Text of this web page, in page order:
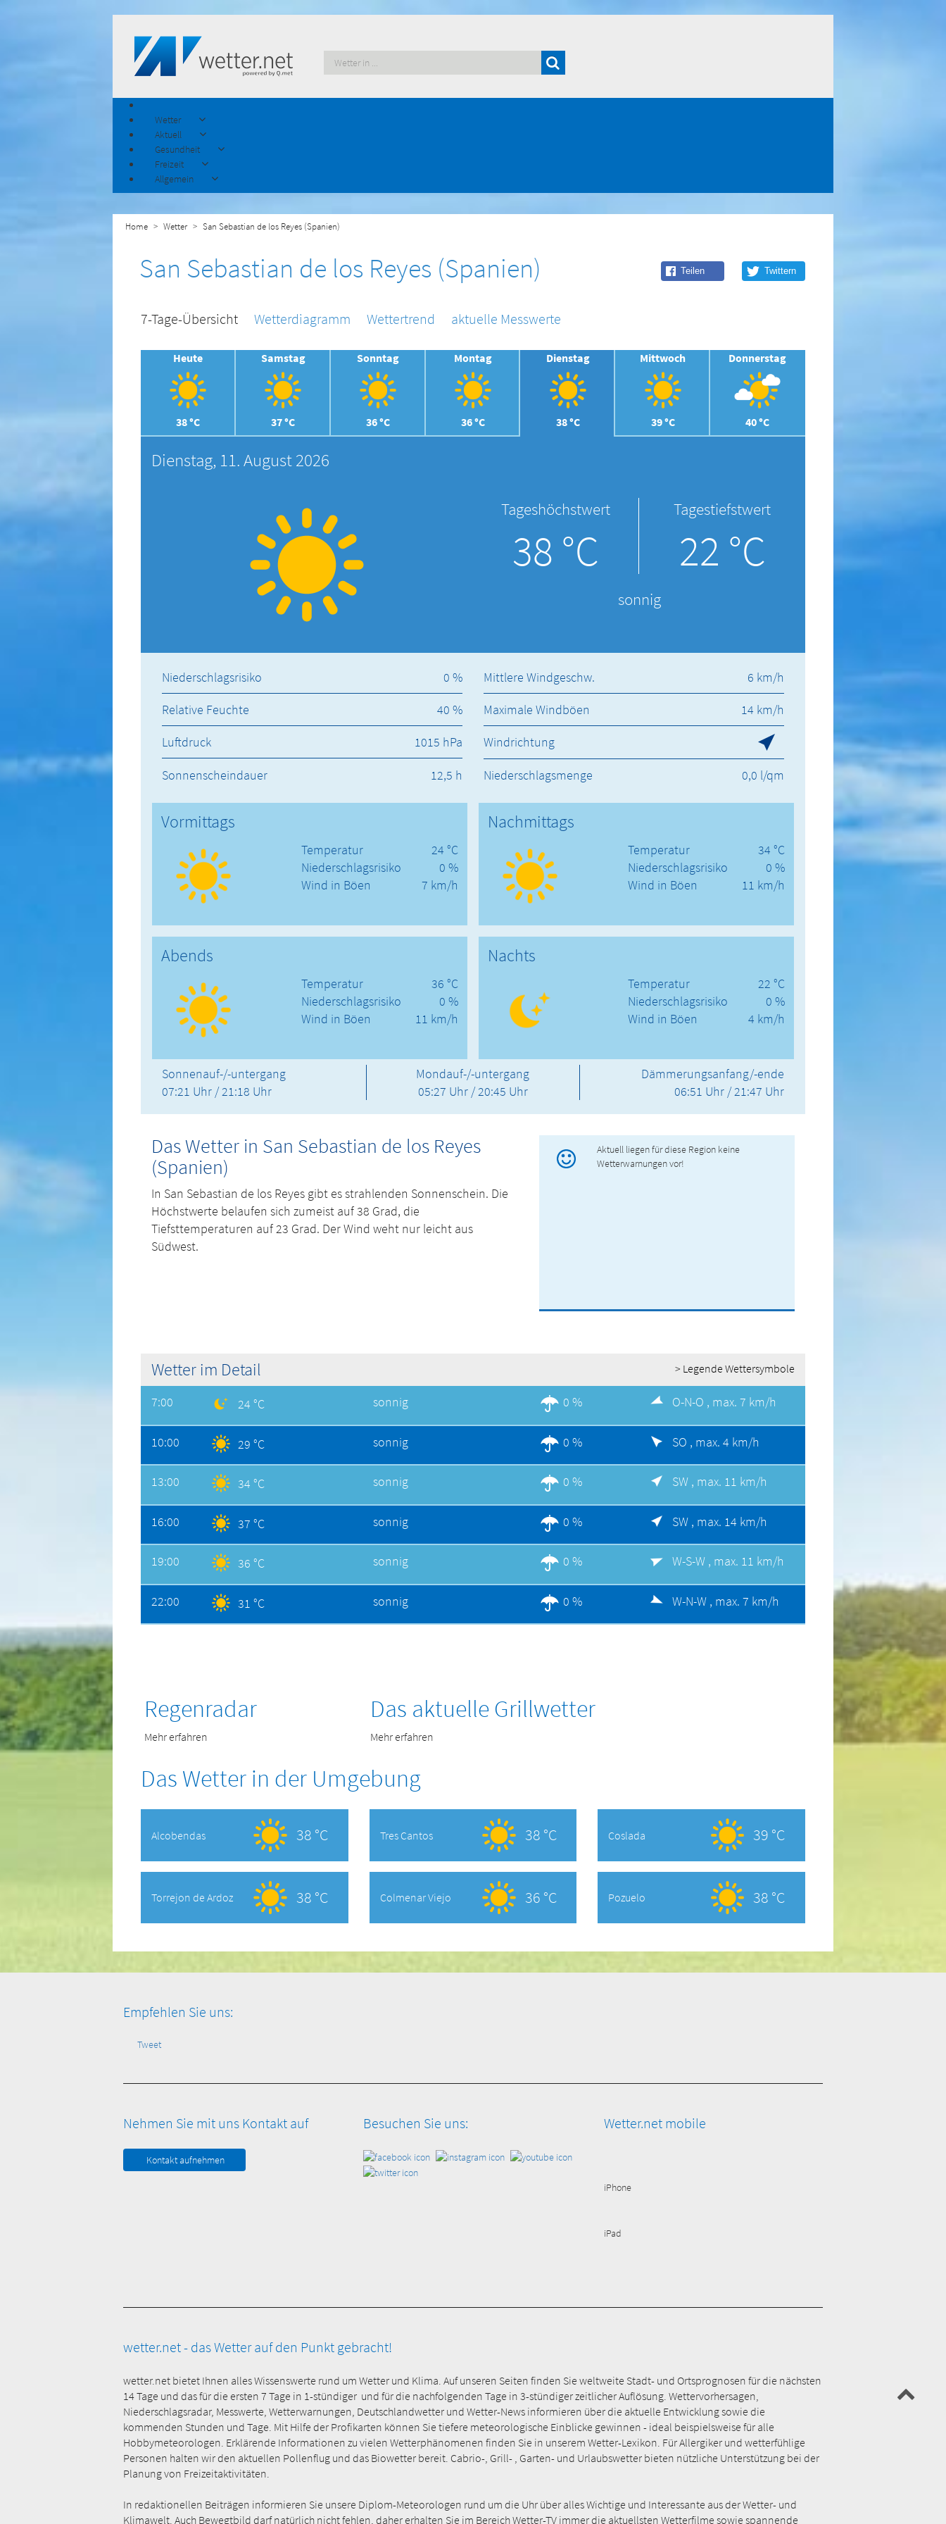
Wetter
Aktuell
Gesundheit
Freizeit
Allgemein
Home Wetter San Sebastian de los Reyes (Spanien)
San Sebastian de los Reyes (Spanien)
7-Tage-Übersicht Wetterdiagramm Wettertrend aktuelle Messwerte
Heute
38 °C
Samstag
37 °C
Sonntag
36 °C
Montag
36 °C
Dienstag
38 °C
Mittwoch
39 °C
Donnerstag
40 °C
Dienstag, 11. August 2026
Tageshöchstwert
38 °C
Tagestiefstwert
22 °C
sonnig
Niederschlagsrisiko 0 % Mittlere Windgeschw.
6 km/h
Relative Feuchte
40 % Maximale Windböen
14 km/h
Luftdruck
1015 hPa Windrichtung
Sonnenscheindauer 12,5 h Niederschlagsmenge 0,0 l/qm
Vormittags
Temperatur
Niederschlagsrisiko
Wind in Böen
24 °C
0 %
7 km/h
Nachmittags
Temperatur
Niederschlagsrisiko
Wind in Böen
34 °C
0 %
11 km/h
Abends
Temperatur
Niederschlagsrisiko
Wind in Böen
36 °C
0 %
11 km/h
Nachts
Temperatur
Niederschlagsrisiko
Wind in Böen
22 °C
0 %
4 km/h
Sonnenauf-/-untergang
07:21 Uhr / 21:18 Uhr
Mondauf-/-untergang
05:27 Uhr / 20:45 Uhr
Dämmerungsanfang/-ende
06:51 Uhr / 21:47 Uhr
Das Wetter in San Sebastian de los Reyes
(Spanien)
In San Sebastian de los Reyes gibt es strahlenden Sonnenschein. Die
Höchstwerte belaufen sich zumeist auf 38 Grad, die
Tiefsttemperaturen auf 23 Grad. Der Wind weht nur leicht aus
Südwest.
Aktuell liegen für diese Region keine
Wetterwarnungen vor!
Wetter im Detail > Legende Wettersymbole
7:00 24 °C sonnig 0 % O-N-O , max. 7 km/h
10:00 29 °C sonnig 0 % SO , max. 4 km/h
13:00 34 °C sonnig 0 % SW , max. 11 km/h
16:00 37 °C sonnig 0 % SW , max. 14 km/h
19:00 36 °C sonnig 0 % W-S-W , max. 11 km/h
22:00 31 °C sonnig 0 % W-N-W , max. 7 km/h
Regenradar
Mehr erfahren
Das aktuelle Grillwetter
Mehr erfahren
Das Wetter in der Umgebung
Alcobendas 38 °C Tres Cantos 38 °C Coslada 39 °C
Torrejon de Ardoz 38 °C Colmenar Viejo 36 °C Pozuelo 38 °C
Empfehlen Sie uns:
Tweet
Nehmen Sie mit uns Kontakt auf
Kontakt aufnehmen
Besuchen Sie uns: Wetter.net mobile
iPhone
iPad
wetter.net - das Wetter auf den Punkt gebracht!
wetter.net bietet Ihnen alles Wissenswerte rund um Wetter und Klima. Auf unseren Seiten finden Sie weltweite Stadt- und Ortsprognosen für die nächsten
14 Tage und das für die ersten 7 Tage in 1-stündiger und für die nachfolgenden Tage in 3-stündiger zeitlicher Auflösung. Wettervorhersagen,
Niederschlagsradar, Messwerte, Wetterwarnungen, Deutschlandwetter und Wetter-News informieren über die aktuelle Entwicklung sowie die
kommenden Stunden und Tage. Mit Hilfe der Profikarten können Sie tiefere meteorologische Einblicke gewinnen - ideal beispielsweise für alle
Hobbymeteorologen. Erklärende Informationen zu vielen Wetterphänomenen finden Sie in unserem Wetter-Lexikon. Für Allergiker und wetterfühlige
Personen halten wir den aktuellen Pollenflug und das Biowetter bereit. Cabrio-, Grill- , Garten- und Urlaubswetter bieten nützliche Unterstützung bei der
Planung von Freizeitaktivitäten.
In redaktionellen Beiträgen informieren Sie unsere Diplom-Meteorologen rund um die Uhr über alles Wichtige und Interessante aus der Wetter- und
Klimawelt. Auch Bewegtbild darf natürlich nicht fehlen, daher erhalten Sie im Bereich Wetter-TV immer die aktuellsten Wetterfilme sowie spannende